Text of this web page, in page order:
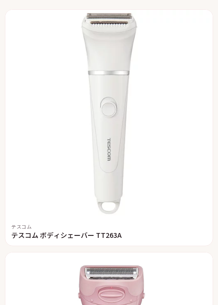
テスコム
テスコム ボディシェーバー TT263A